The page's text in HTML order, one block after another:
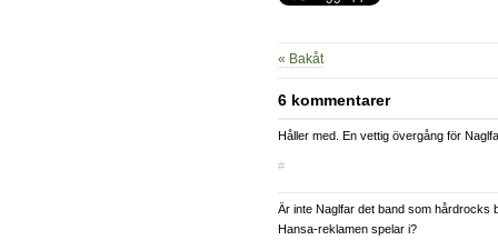
« Bakåt
6 kommentarer
Håller med. En vettig övergång för
#
Är inte Naglfar det band som hårdrocks
Hansa-reklamen spelar i?